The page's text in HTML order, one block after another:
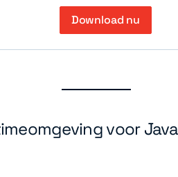
Download nu
voor